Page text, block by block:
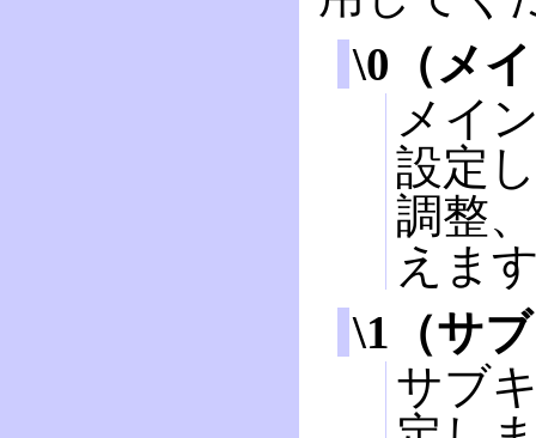
\0（メ
メイ
設定
調整
えま
\1（サ
サブ